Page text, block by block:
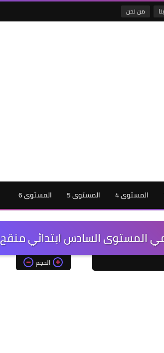
من نحن
المستوى 4 المستوى 5 المستوى 6
المستوى السادس ابتدائي منقح
الحجم